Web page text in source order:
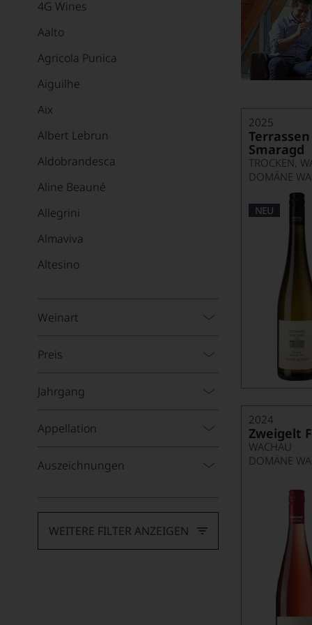
4G Wines
Aalto
Agricola Punica
Aiguilhe
Aix
Albert Lebrun
Aldobrandesca
Aline Beauné
Allegrini
Almaviva
Altesino
Alvaro Palacios
Ànima Negra
Argentiera
Armand Heitz
Weinart
Preis
Jahrgang
Appellation
Auszeichnungen
WEITERE FILTER ANZEIGEN
2025
Smaragd
TROCKEN,
DOMÄNE
NEU
2024
Zweigelt
WACHAU
DOMÄNE